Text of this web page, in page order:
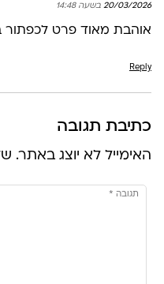
20/03/2026 בשעה 14:48
אוהבת מאוד פרט לכפתור
Reply
כתיבת תגובה
האימייל לא יוצג באתר.
תגובה *